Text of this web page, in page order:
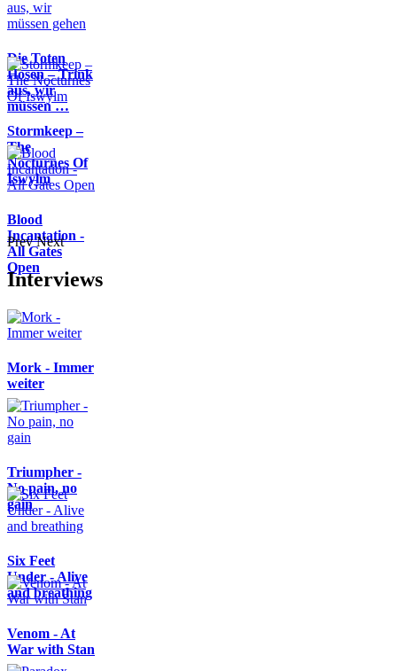
Die Toten
Hosen – Trink
aus, wir
müssen …
Stormkeep –
The
Nocturnes Of
Iswylm
Blood
Incantation -
All Gates
Open
Prev Next
Interviews
Mork - Immer
weiter
Triumpher -
No pain, no
gain
Six Feet
Under - Alive
and breathing
Venom - At
War with Stan